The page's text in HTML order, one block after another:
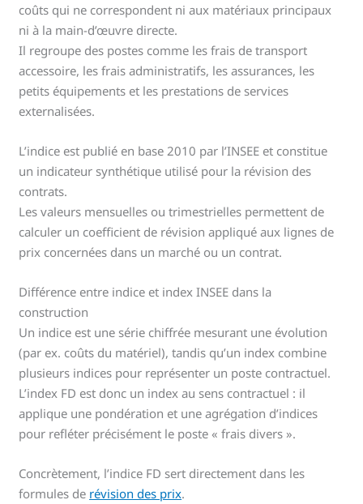
coûts qui ne correspondent ni aux matériaux principaux
ni à la main-d’œuvre directe.
Il regroupe des postes comme les frais de transport
accessoire, les frais administratifs, les assurances, les
petits équipements et les prestations de services
externalisées.
L’indice est publié en base 2010 par l’INSEE et constitue
un indicateur synthétique utilisé pour la révision des
contrats.
Les valeurs mensuelles ou trimestrielles permettent de
calculer un coefficient de révision appliqué aux lignes de
prix concernées dans un marché ou un contrat.
Différence entre indice et index INSEE dans la
construction
Un indice est une série chiffrée mesurant une évolution
(par ex. coûts du matériel), tandis qu’un index combine
plusieurs indices pour représenter un poste contractuel.
L’index FD est donc un index au sens contractuel : il
applique une pondération et une agrégation d’indices
pour refléter précisément le poste « frais divers ».
Concrètement, l’indice FD sert directement dans les
formules de révision des prix.